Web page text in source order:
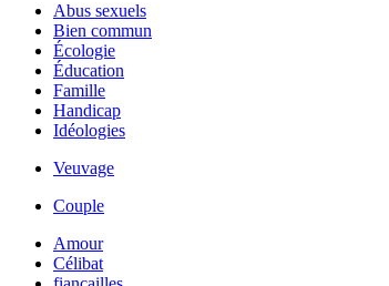
Abus sexuels
Bien commun
Écologie
Éducation
Famille
Handicap
Idéologies
Veuvage
Couple
Amour
Célibat